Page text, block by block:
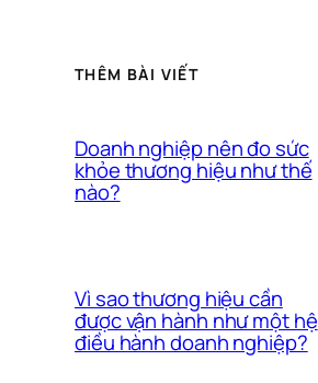
THÊM BÀI VIẾT
Doanh nghiệp nên đo sức
khỏe thương hiệu như thế
nào?
Vì sao thương hiệu cần
được vận hành như một hệ
điều hành doanh nghiệp?